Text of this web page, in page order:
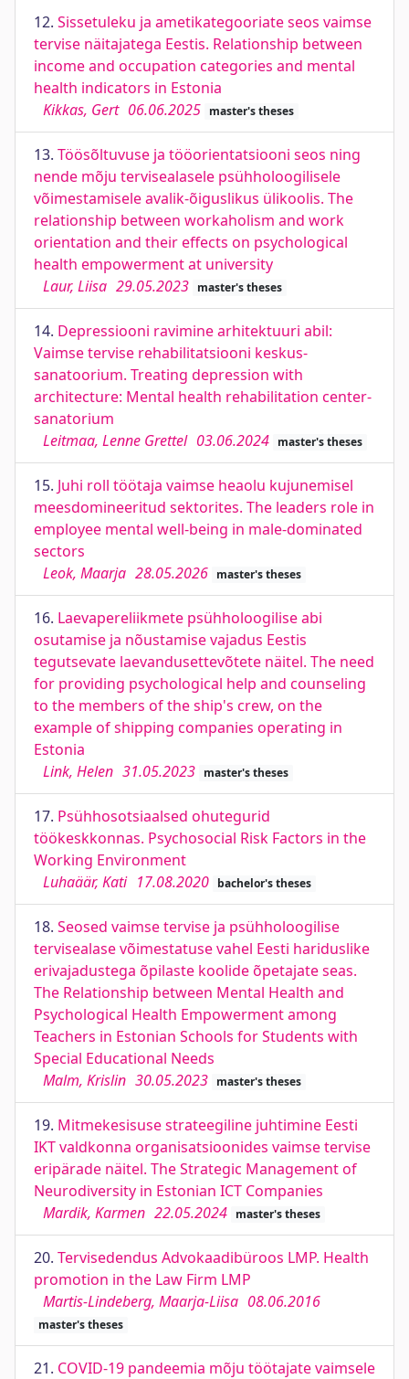
12. Sissetuleku ja ametikategooriate seos vaimse
tervise näitajatega Eestis. Relationship between
income and occupation categories and mental
health indicators in Estonia
Kikkas, Gert 06.06.2025 master's theses
13. Töösõltuvuse ja tööorientatsiooni seos ning
nende mõju tervisealasele psühholoogilisele
võimestamisele avalik-õiguslikus ülikoolis. The
relationship between workaholism and work
orientation and their effects on psychological
health empowerment at university
Laur, Liisa 29.05.2023 master's theses
14. Depressiooni ravimine arhitektuuri abil:
Vaimse tervise rehabilitatsiooni keskus-
sanatoorium. Treating depression with
architecture: Mental health rehabilitation center-
sanatorium
Leitmaa, Lenne Grettel 03.06.2024 master's theses
15. Juhi roll töötaja vaimse heaolu kujunemisel
meesdomineeritud sektorites. The leaders role in
employee mental well-being in male-dominated
sectors
Leok, Maarja 28.05.2026 master's theses
16. Laevapereliikmete psühholoogilise abi
osutamise ja nõustamise vajadus Eestis
tegutsevate laevandusettevõtete näitel. The need
for providing psychological help and counseling
to the members of the ship's crew, on the
example of shipping companies operating in
Estonia
Link, Helen 31.05.2023 master's theses
17. Psühhosotsiaalsed ohutegurid
töökeskkonnas. Psychosocial Risk Factors in the
Working Environment
Luhaäär, Kati 17.08.2020 bachelor's theses
18. Seosed vaimse tervise ja psühholoogilise
tervisealase võimestatuse vahel Eesti hariduslike
erivajadustega õpilaste koolide õpetajate seas.
The Relationship between Mental Health and
Psychological Health Empowerment among
Teachers in Estonian Schools for Students with
Special Educational Needs
Malm, Krislin 30.05.2023 master's theses
19. Mitmekesisuse strateegiline juhtimine Eesti
IKT valdkonna organisatsioonides vaimse tervise
eripärade näitel. The Strategic Management of
Neurodiversity in Estonian ICT Companies
Mardik, Karmen 22.05.2024 master's theses
20. Tervisedendus Advokaadibüroos LMP. Health
promotion in the Law Firm LMP
Martis-Lindeberg, Maarja-Liisa 08.06.2016
master's theses
21. COVID-19 pandeemia mõju töötajate vaimsele